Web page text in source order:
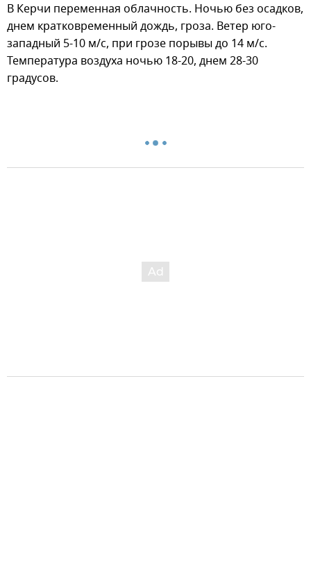
В Керчи переменная облачность. Ночью без осадков,
днем кратковременный дождь, гроза. Ветер юго-
западный 5-10 м/с, при грозе порывы до 14 м/с.
Температура воздуха ночью 18-20, днем 28-30
градусов.